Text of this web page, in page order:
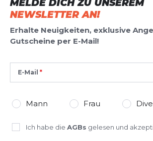
MELDE DICH ZU UNSEREM
NEWSLETTER AN!
Erhalte Neuigkeiten, exklusive
Gutscheine per E-Mail!
E-Mail
Mann Frau
Ich habe die AGBs gelesen und